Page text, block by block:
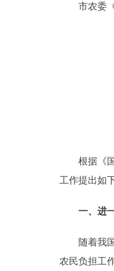
走进北京
市农委《
根据《国
工作提出如
一、进
随着我国
农民负担工